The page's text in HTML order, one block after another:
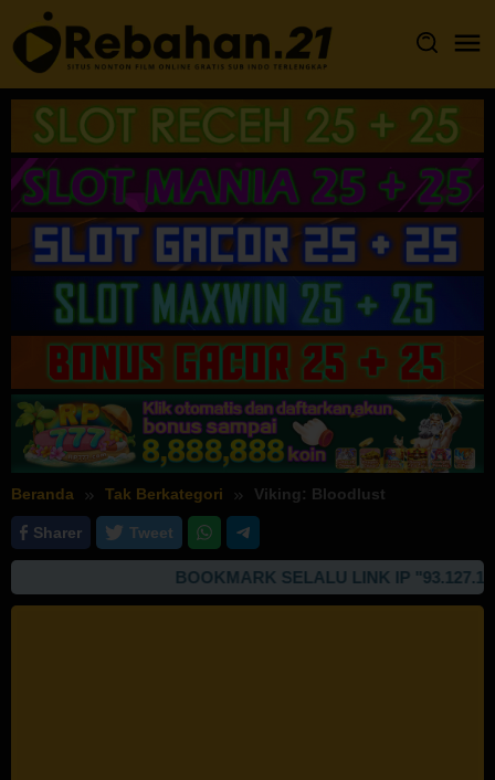
Loncat
ke
konten
Beranda Tak Berkategori Viking: Bloodlust
Sharer Tweet
BOOKMARK SELALU LINK IP